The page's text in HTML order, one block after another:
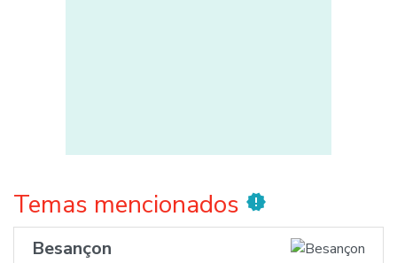
Temas mencionados new_releases
Besançon